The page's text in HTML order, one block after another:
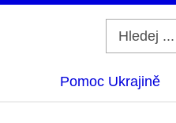
Pomoc Ukrajině